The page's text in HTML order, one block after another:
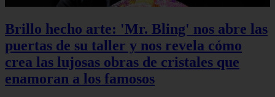
Brillo hecho arte: 'Mr. Bling' nos abre las
puertas de su taller y nos revela cómo
crea las lujosas obras de cristales que
enamoran a los famosos